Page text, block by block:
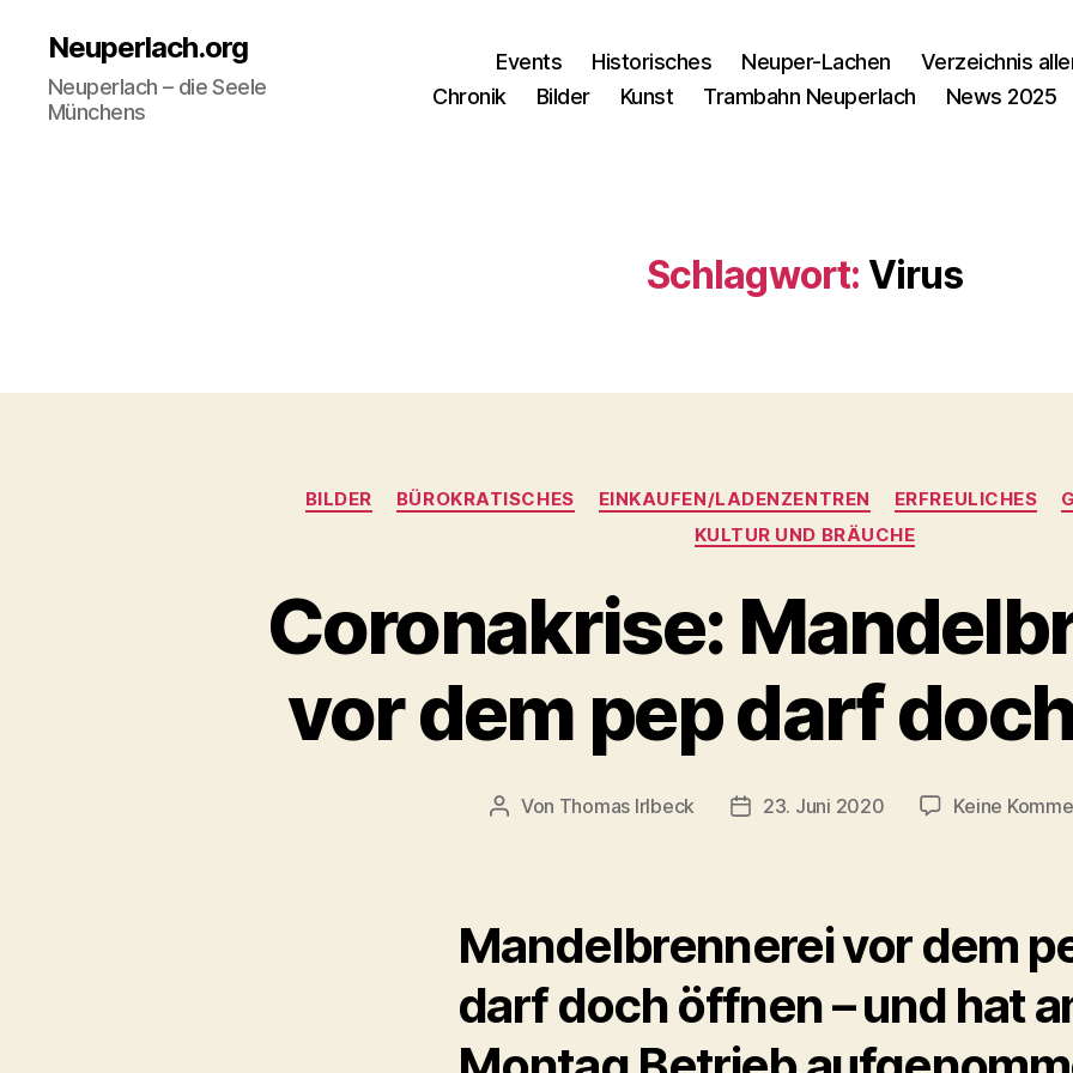
Neuperlach.org
Neuperlach – die Seele
Münchens
Events Historisches Neuper-Lachen Verzeichnis
Chronik
Bilder Kunst Trambahn Neuperlach News 2025
Schlagwort: Virus
Kategorien
BILDER BÜROKRATISCHES EINKAUFEN/LADENZENTREN ERFREULICHES
KULTUR UND BRÄUCHE
Coronakrise:
vor dem pep darf
Beitragsautor
Von Thomas Irlbeck Veröffentlichungsdatum
23. Juni 2020 Keine
Mandelbrennerei vor dem
darf doch öffnen – und hat